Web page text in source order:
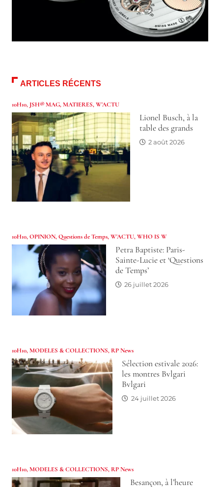
ARTICLES RÉCENTS
10H10, JSH® MAG,MATIERES,W'ACTU
Lionel Busch, à la
table des grands
2 août 2026
10H10,OPINION,Questions de Temps,W'ACTU,WHO IS W
Petra Baptiste: Paris-
Sainte-Lucie et ‘Questions
de Temps’
26 juillet 2026
10H10,MODELES & COLLECTIONS, RP News
Sélection estivale 2026:
les montres Bvlgari
Bvlgari
24 juillet 2026
10H10,MODELES & COLLECTIONS, RP News
Besançon, à l’heure